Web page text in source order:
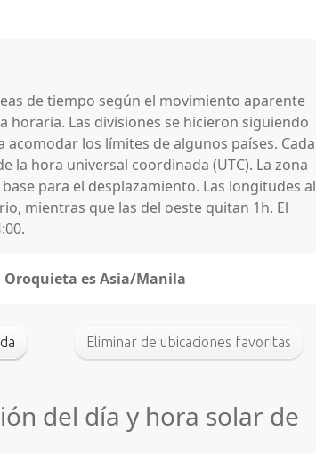
de tiempo según el movimiento aparente
horaria. Las divisiones se hicieron siguiendo
los límites de algunos países. Cada
la hora universal coordinada (UTC). La zona
para el desplazamiento. Las longitudes al
mientras que las del oeste quitan 1h. El
es Asia/Manila
Eliminar de ubicaciones favoritas
del día y hora solar de